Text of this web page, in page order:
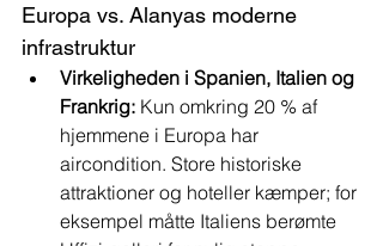
Europa vs. Alanyas moderne
infrastruktur
Virkeligheden i Spanien, Italien og
Frankrig: Kun omkring 20 % af
hjemmene i Europa har
aircondition. Store historiske
attraktioner og hoteller kæmper; for
eksempel måtte Italiens berømte